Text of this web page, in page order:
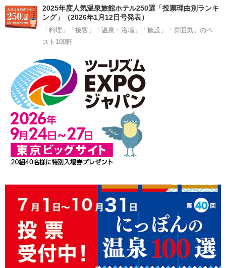
2025年度人気温泉旅館ホテル250選「投票理由別ランキ
ング」（2026年1月12日号発表）
「料理」「接客」「温泉・浴場」「施設」「雰囲気」のベ
スト100軒